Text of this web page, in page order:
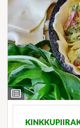
View
Ingredients